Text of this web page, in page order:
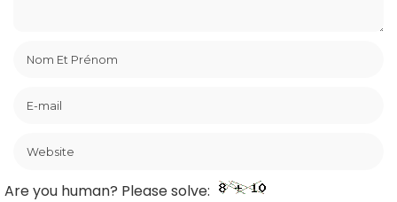
Are you human? Please solve: